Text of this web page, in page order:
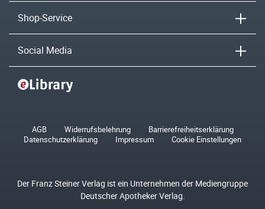
Shop-Service
Social Media
AGB Widerrufsbelehrung
Barrierefreiheitserklärung
Datenschutzerklärung
Impressum Cookie Einstellungen
Der Franz Steiner Verlag ist ein Unternehmen der Mediengruppe
Deutscher Apotheker Verlag.